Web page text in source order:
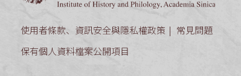
使用者條款、資訊安全與隱私權政策
常見問題
保有個人資料檔案公開項目